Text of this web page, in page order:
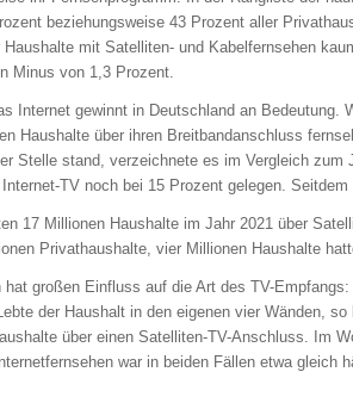
beziehungsweise 43 Prozent aller
mit Satelliten- und Kabelfernsehen
Minus von 1,3 Prozent.
Internet gewinnt in Deutschland an
Haushalte über ihren Breitbandanschluss
Stelle stand, verzeichnete es im Vergleich
TV noch bei 15 Prozent gelegen.
17 Millionen Haushalte im Jahr 2021 über
Privathaushalte, vier Millionen Haushalte
hat großen Einfluss auf die Art des TV-
der Haushalt in den eigenen vier Wänden,
über einen Satelliten-TV-Anschluss. Im
war in beiden Fällen etwa gleich